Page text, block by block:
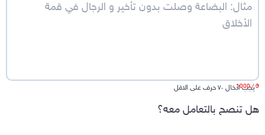
*يجب ادخال ٧٠ حرف على الاقل0
/ 1000
هل تنصح بالتعامل معه؟